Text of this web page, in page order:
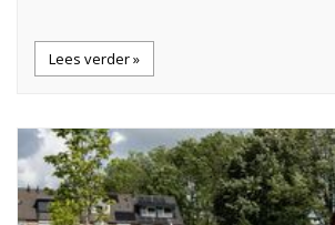
Lees verder »